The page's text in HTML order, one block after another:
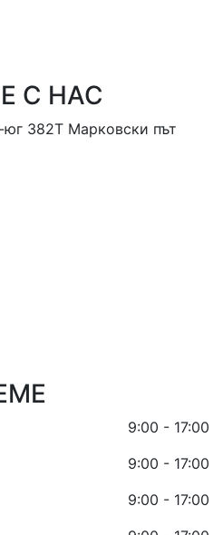
С НАС
382Т Марковски път
9:00 - 17:00
9:00 - 17:00
9:00 - 17:00